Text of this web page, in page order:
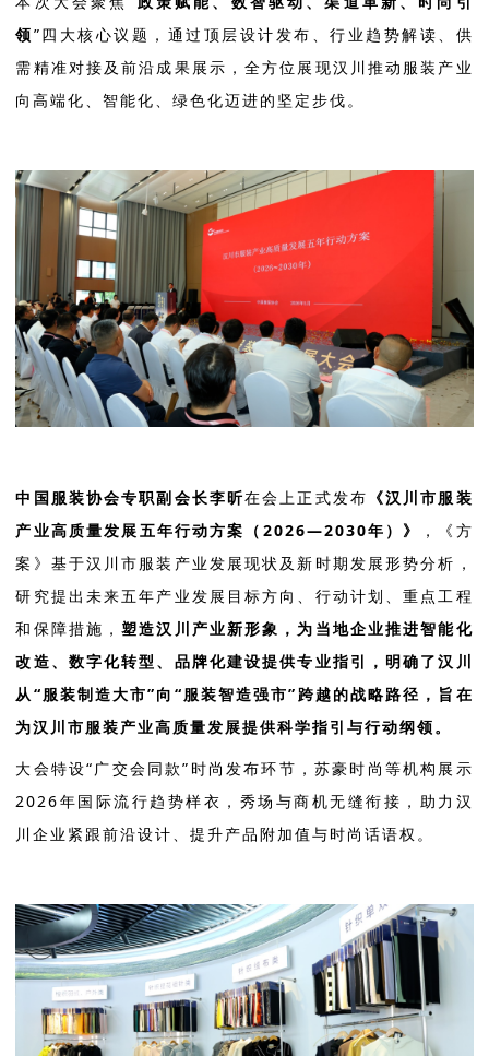
领”四大核心议题，通过顶层设计发布、行业趋势解读、供
需精准对接及前沿成果展示，全方位展现汉川推动服装产业
向高端化、智能化、绿色化迈进的坚定步伐。
中国服装协会专职副会长李昕在会上正式发布 《汉川市服装
产业高质量发展五年行动方案（2026—2030年）》
，《方
案》基于汉川市服装产业发展现状及新时期发展形势分析，
研究提出未来五年产业发展目标方向、行动计划、重点工程
和保障措施，塑造汉川产业新形象，为当地企业推进智能化
改造、数字化转型、品牌化建设提供专业指引，明确了汉川
从“服装制造大市”向“服装智造强市”跨越的战略路径，旨在
为汉川市服装产业高质量发展提供科学指引与行动纲领。
大会特设“广交会同款”时尚发布环节，苏豪时尚等机构展示
2026年国际流行趋势样衣，秀场与商机无缝衔接，助力汉
川企业紧跟前沿设计、提升产品附加值与时尚话语权。